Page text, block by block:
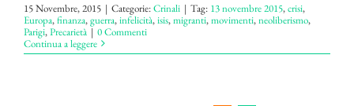
15 Novembre, 2015 | Categorie:Crinali | Tag: 13 novembre 2015,crisi,
Europa,finanza,guerra,infelicità,isis,migranti,movimenti,neoliberismo,
Parigi,Precarietà | 0 Commenti
Continua a leggere